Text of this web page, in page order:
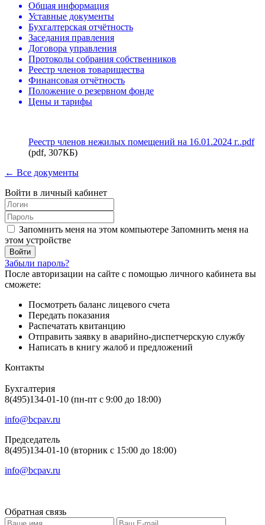
Общая информация
Уставные документы
Бухгалтерская отчётность
Заседания правления
Договора управления
Протоколы собрания собственников
Реестр членов товарищества
Финансовая отчётность
Положение о резервном фонде
Цены и тарифы
Реестр членов нежилых помещений на 16.01.2024 г..pdf
(pdf, 307КБ)
← Все документы
Войти в личный кабинет
Запомнить меня на этом компьютере Запомнить меня на
этом устройстве
Забыли пароль?
После авторизации на сайте с помощью личного кабинета вы
сможете:
Посмотреть баланс лицевого счета
Передать показания
Распечатать квитанцию
Отправить заявку в аварийно-диспетчерскую службу
Написать в книгу жалоб и предложений
Контакты
Бухгалтерия
8(495)134-01-10 (пн-пт с 9:00 до 18:00)
info@bcpav.ru
Председатель
8(495)134-01-10 (вторник с 15:00 до 18:00)
info@bcpav.ru
Обратная связь